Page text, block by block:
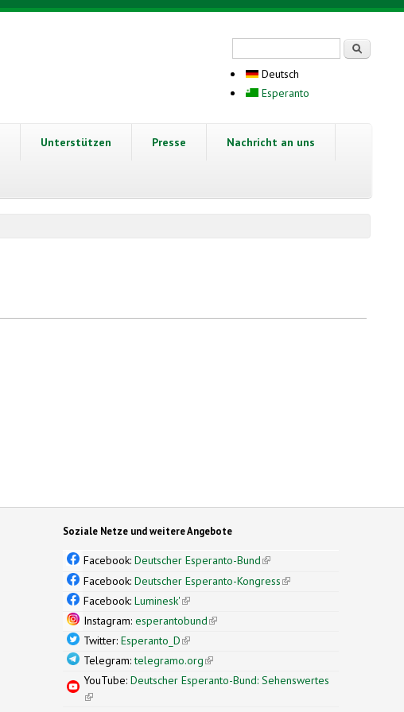
Deutsch
Esperanto
Unterstützen Presse Nachricht an uns
Soziale Netze und weitere Angebote
Facebook:Deutscher Esperanto-Bund(link is external)
Facebook:Deutscher Esperanto-Kongress(link is external)
Facebook:Luminesk'(link is external)
Instagram:esperantobund(link is external)
Twitter:Esperanto_D(link is external)
Telegram:telegramo.org(link is external)
YouTube:Deutscher Esperanto-Bund: Sehenswertes
(link is external)